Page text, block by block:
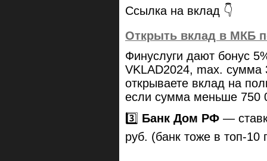
Ссылка на вклад 👇
Открыть вклад в МКБ
Финуслуги дают бонус
VKLAD2024, max. сумма
открываете вклад на
если сумма меньше 750
3️⃣ Банк Дом РФ —
руб. (банк тоже в топ-10